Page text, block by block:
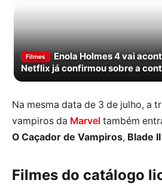
Filmes
Enola Holmes 4 vai
Netflix já confirmou sobre a
Na mesma data de 3 de julho, a
vampiros da Marvel também
O Caçador de Vampiros, Blade II
Filmes do catálogo